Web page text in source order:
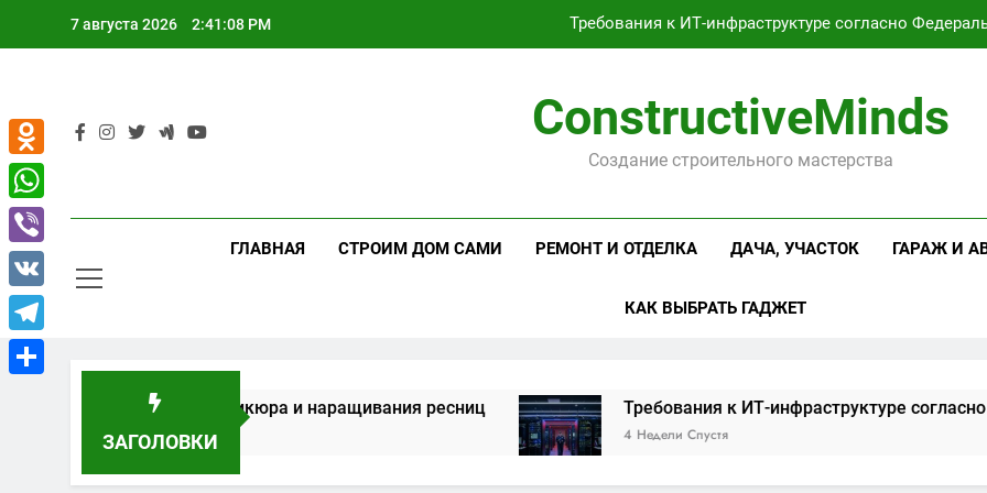
7 августа 2026 2:41:09 PM
Оцинкованная
Проектирование и серийное производство светодиодных
Профессиональная косметика и оборудование для
Оцинкованная
ConstructiveMinds
Создание строительного мастерства
ГЛАВНАЯ СТРОИМ ДОМ САМИ РЕМОНТ И ОТДЕЛКА ДАЧА, УЧАСТОК ГАРАЖ И
КАК ВЫБРАТЬ ГАДЖЕТ
ЗАГОЛОВКИ
педикюра и наращивания ресниц Требования к ИТ-инфраструктуре согласно
4 Недели Спустя
Odnoklassniki
WhatsApp
Viber
VK
Telegram